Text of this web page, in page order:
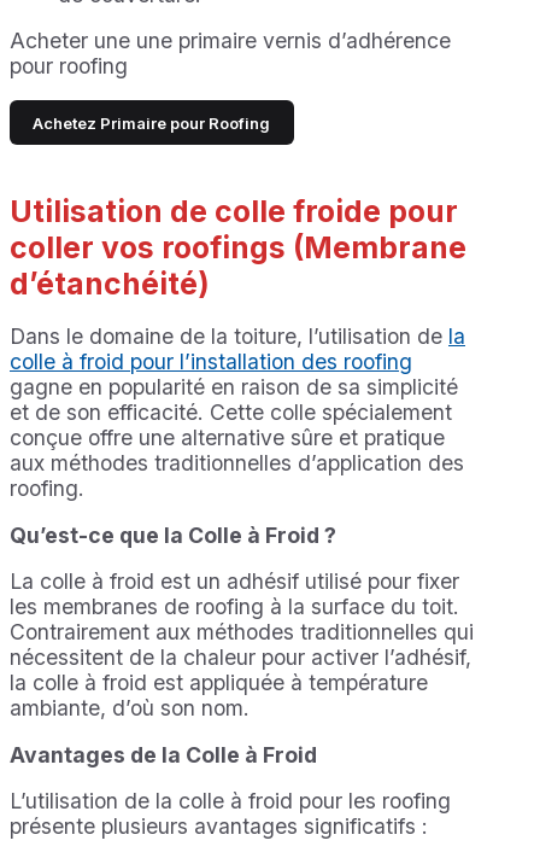
Acheter une une primaire vernis d’adhérence
pour roofing
Achetez Primaire pour Roofing
Utilisation de colle froide pour
coller vos roofings (Membrane
d’étanchéité)
Dans le domaine de la toiture, l’utilisation de la
colle à froid pour l’installation des roofing
gagne en popularité en raison de sa simplicité
et de son efficacité. Cette colle spécialement
conçue offre une alternative sûre et pratique
aux méthodes traditionnelles d’application des
roofing.
Qu’est-ce que la Colle à Froid ?
La colle à froid est un adhésif utilisé pour fixer
les membranes de roofing à la surface du toit.
Contrairement aux méthodes traditionnelles qui
nécessitent de la chaleur pour activer l’adhésif,
la colle à froid est appliquée à température
ambiante, d’où son nom.
Avantages de la Colle à Froid
L’utilisation de la colle à froid pour les roofing
présente plusieurs avantages significatifs :